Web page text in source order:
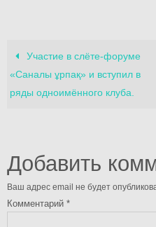
Участие в слёте-форуме
«Саналы ұрпақ» и вступил в
ряды одноимённого клуба.
Добавить
Ваш адрес email не будет
Комментарий *